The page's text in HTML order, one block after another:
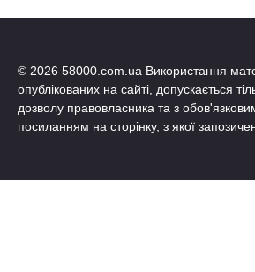
© 2026 58000.com.ua Використання
опублікованих на сайті, допускається
дозволу правовласника та з
посиланням на сторінку, з якої